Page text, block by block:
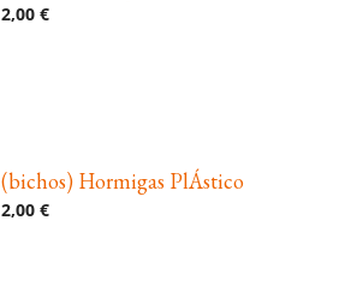
2,00 €
(bichos) Hormigas PlÁstico
2,00 €